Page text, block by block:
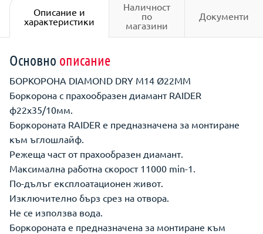
Описание и
характеристики
Наличност
по
магазини
Документи
Основно описание
БОРКОРОНА DIAMOND DRY M14 Ø22MM
Боркорона с прахообразен диамант RAIDER
ф22x35/10мм.
Боркороната RAIDER е предназначена за монтиране
към ъглошлайф.
Режеща част от прахообразен диамант.
Максимална работна скорост 11000 min-1.
По-дълъг експлоатационен живот.
Изключително бърз срез на отвора.
Не се използва вода.
Боркороната е предназначена за монтиране към